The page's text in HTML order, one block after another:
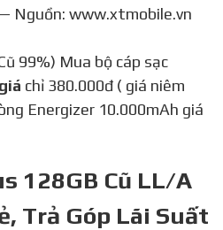
Nguồn: www.xtmobile.vn
99%) Mua bộ cáp sạc
chỉ 380.000đ ( giá niêm
Energizer 10.000mAh giá
128GB Cũ LL/A
Trả Góp Lãi Suất